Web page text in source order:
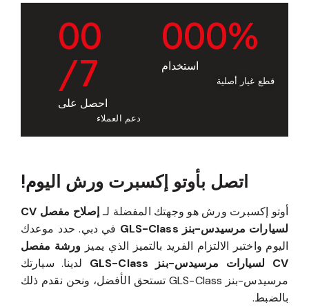
000%
استخدام
قطع غيار أصلية
00
/7
احصل على
دعم العملاء
اتصل بأوتو إكسبرت ورش اليوم!
أوتو إكسبرت ورش هو وجهتك المفضلة لـ
إصلاح مفصل CV
لسيارات مرسيدس-بنز GLS-Class
في دبي. حدد موعدك
اليوم واختبر الالتزام الفريد بالتميز الذي يميز ورشة مفصل
CV لسيارات مرسيدس-بنز GLS-Class
لدينا. سيارتك
مرسيدس-بنز GLS-Class تستحق الأفضل، ونحن نقدم ذلك
بالضبط.